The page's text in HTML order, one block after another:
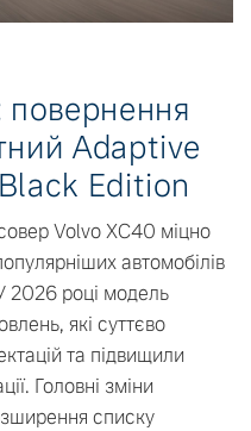
Adaptive
Edition
Volvo XC40 міцно
автомобілів
2026 році модель
які суттєво
та підвищили
Головні зміни
списку